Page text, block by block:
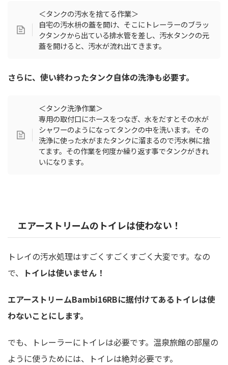
＜タンクの汚水を捨てる作業＞
自宅の汚水枡の蓋を開け、そこにトレーラーのブラッ
クタンクから出ている排水管を差し、汚水タンクの元
蓋を開けると、汚水が流れ出てきます。
さらに、使い終わったタンク自体の洗浄も必要す。
＜タンク洗浄作業＞
専用の取付口にホースをつなぎ、水をだすとその水が
シャワーのようになってタンクの中を洗います。その
洗浄に使った水がまたタンクに溜まるので汚水桝に捨
てます。その作業を何度か繰り返す事でタンクがきれ
いになります。
エアーストリームのトイレは使わない！
トレイの汚水処理はすごくすごくすごく大変です。なの
で、
トイレは使いません！
エアーストリームBambi16RBに据付けてあるトイレは使
わないことにします。
でも、トレーラーにトイレは必要です。温泉旅館の部屋の
ように使うためには、トイレは絶対必要です。